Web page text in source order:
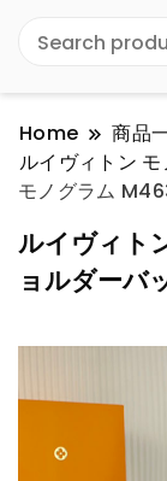
Home 商品
ルイヴィトン
モノグラム
ルイヴィト
ョルダーバ